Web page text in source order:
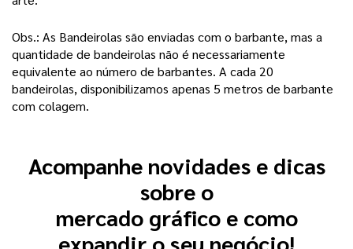
Obs.: As Bandeirolas são enviadas com o barbante, mas a
quantidade de bandeirolas não é necessariamente
equivalente ao número de barbantes. A cada 20
bandeirolas, disponibilizamos apenas 5 metros de barbante
com colagem.
Acompanhe novidades e dicas
sobre o
mercado gráfico e como
expandir o seu negócio!